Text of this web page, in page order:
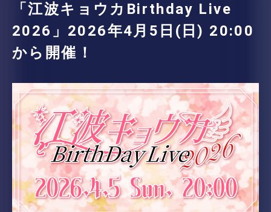
「江波キョウカBirthday Live
2026」2026年4月5日(日) 20:00
から開催！